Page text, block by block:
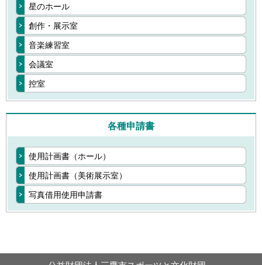
星のホール
創作・展示室
音楽練習室
会議室
控室
各種申請書
使用計画書（ホール）
使用計画書（美術展示室）
写真借用使用申請書